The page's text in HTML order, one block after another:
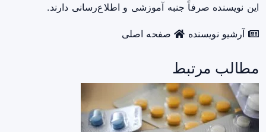
این نویسنده صرفاً جنبه آموزشی و اطلاع‌رسانی دارند.
آرشیو نویسنده صفحه اصلی
مطالب مرتبط